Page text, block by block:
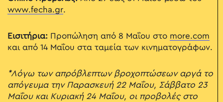
www.fecha.gr.
Εισιτήρια: Προπώληση από 8 Μαΐου στο more.com
και από 14 Μαΐου στα ταμεία των κινηματογράφων.
*Λόγω των απρόβλεπτων βροχοπτώσεων αργά το
απόγευμα την Παρασκευή 22 Μαΐου, Σάββατο 23
Μαΐου και Κυριακή 24 Μαΐου, οι προβολές στο